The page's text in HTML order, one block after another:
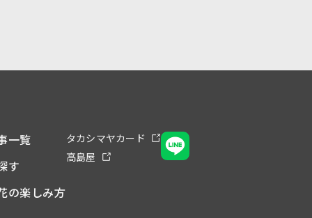
一覧
す
の楽しみ方
タカシマヤカード
高島屋